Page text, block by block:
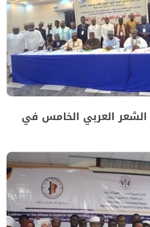
العربي الخامس في